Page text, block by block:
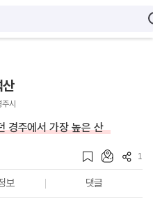
산
시
경주에서 가장 높은 산
1
보 댓글